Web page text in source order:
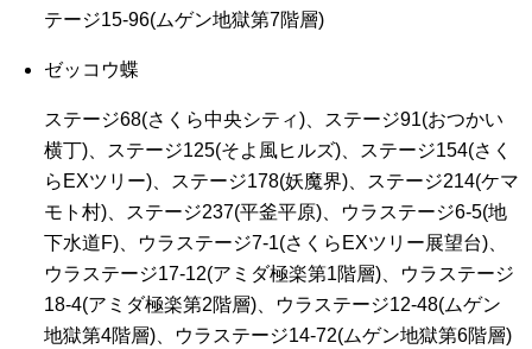
テージ15-96(ムゲン地獄第7階層)
ゼッコウ蝶
ステージ68(さくら中央シティ)、ステージ91(おつかい
横丁)、ステージ125(そよ風ヒルズ)、ステージ154(さく
らEXツリー)、ステージ178(妖魔界)、ステージ214(ケマ
モト村)、ステージ237(平釜平原)、ウラステージ6-5(地
下水道F)、ウラステージ7-1(さくらEXツリー展望台)、
ウラステージ17-12(アミダ極楽第1階層)、ウラステージ
18-4(アミダ極楽第2階層)、ウラステージ12-48(ムゲン
地獄第4階層)、ウラステージ14-72(ムゲン地獄第6階層)